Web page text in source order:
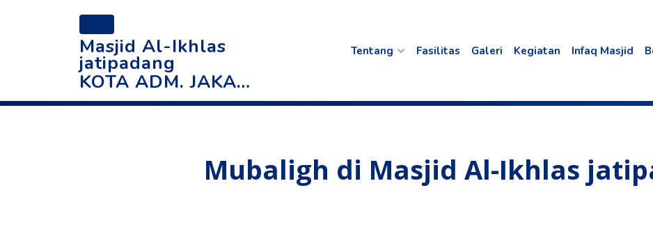
Masjid Al-Ikhlas
jatipadang
KOTA ADM. JAKARTA SELATAN
Tentang Fasilitas Galeri Kegiatan Infaq Masjid
Home Mubaligh
Mubaligh di Masjid Al-Ikhlas jatipadang
Mubaligh di Masjid Al-Ikhlas